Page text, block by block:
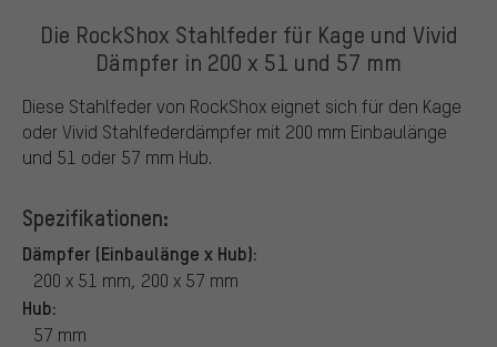
Die RockShox Stahlfeder für Kage und Vivid
Dämpfer in 200 x 51 und 57 mm
Diese Stahlfeder von RockShox eignet sich für den Kage
oder Vivid Stahlfederdämpfer mit 200 mm Einbaulänge
und 51 oder 57 mm Hub.
Spezifikationen:
Dämpfer (Einbaulänge x Hub):
200 x 51 mm, 200 x 57 mm
Hub:
57 mm